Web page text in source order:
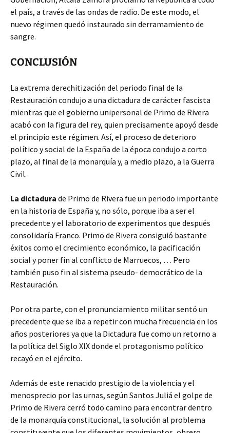
el país, a través de las ondas de radio. De este modo, el
nuevo régimen quedó instaurado sin derramamiento de
sangre.
CONCLUSIÓN
La extrema derechitización del periodo final de la
Restauración condujo a una dictadura de carácter fascista
mientras que el gobierno unipersonal de Primo de Rivera
acabó con la figura del rey, quien precisamente apoyó desde
el principio este régimen. Así, el proceso de deterioro
político y social de la España de la época condujo a corto
plazo, al final de la monarquía y, a medio plazo, a la Guerra
Civil.
La dictadura de Primo de Rivera fue un periodo importante
en la historia de España y, no sólo, porque iba a ser el
precedente y el laboratorio de experimentos que después
consolidaría Franco. Primo de Rivera consiguió bastante
éxitos como el crecimiento económico, la pacificación
social y poner fin al conflicto de Marruecos, … Pero
también puso fin al sistema pseudo- democrático de la
Restauración.
Por otra parte, con el pronunciamiento militar sentó un
precedente que se iba a repetir con mucha frecuencia en los
años posteriores ya que la Dictadura fue como un retorno a
la política del Siglo XIX donde el protagonismo político
recayó en el ejército.
Además de este renacido prestigio de la violencia y el
menosprecio por las urnas, según Santos Juliá el golpe de
Primo de Rivera cerró todo camino para encontrar dentro
de la monarquía constitucional, la solución al problema